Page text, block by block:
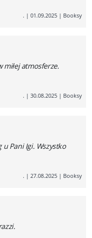
. | 01.09.2025 | Booksy
miłej atmosferze.
. | 30.08.2025 | Booksy
Pani Igi. Wszystko
. | 27.08.2025 | Booksy